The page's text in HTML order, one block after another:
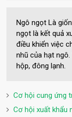
Ngô ngọt Là
ngọt là kết quả
điều khiển việc
nhũ của hạt
hộp, đông lạnh.
Cơ hội cung ứng
Cơ hội xuất khẩu